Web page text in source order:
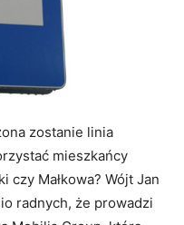
zostanie linia
mieszkańcy
czy Małkowa? Wójt Jan
radnych, że prowadzi